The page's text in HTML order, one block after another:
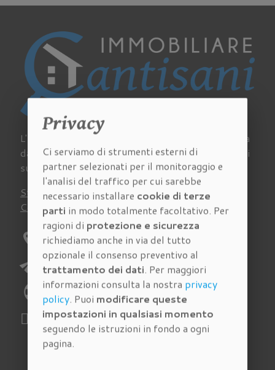
L'Agenzia Immobiliare Cantisani a Firenze si occupa
da sempre di acquisto, vendita e affitto di immobili
su tutto il territorio della provincia fiorentina.
Stima Chi siamo Lavora con noi Newsletter
Contatti Virtual Tour Recensioni
location_on Indirizzo:Via Pagnini 27/A Firenze
send E-mail:richieste@immobiliarecantisani.com
phone Telefono:055 4620186
WhatsApp:329 112 6159
Privacy
Ci serviamo di strumenti esterni di
partner selezionati per il monitoraggio e
l'analisi del traffico per cui sarebbe
necessario installare cookie di terze
parti in modo totalmente facoltativo. Per
ragioni di protezione e sicurezza
richiediamo anche in via del tutto
opzionale il consenso preventivo al
trattamento dei dati. Per maggiori
informazioni consulta la nostra privacy
policy. Puoi modificare queste
impostazioni in qualsiasi momento
seguendo le istruzioni in fondo a ogni
pagina.